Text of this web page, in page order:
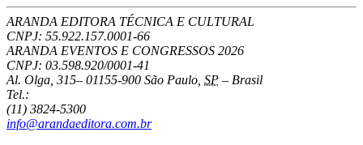
ARANDA EDITORA TÉCNICA E CULTURAL
CNPJ: 55.922.157.0001-66
ARANDA EVENTOS E CONGRESSOS 2026
CNPJ: 03.598.920/0001-41
Al. Olga, 315– 01155-900 São Paulo SP – Brasil
Tel.:
(11) 3824-5300
info@arandaeditora.com.br